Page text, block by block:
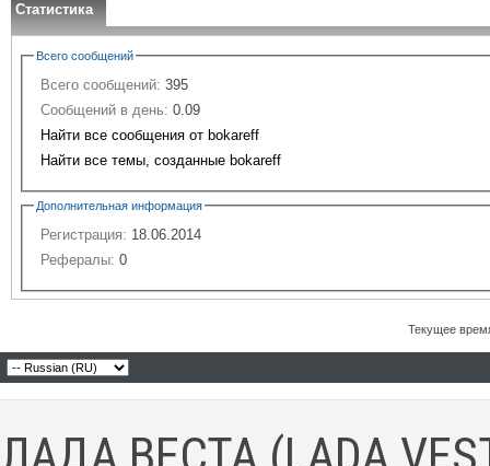
Статистика
Всего сообщений
Всего сообщений: 395
Сообщений в день: 0.09
Найти все сообщения от bokareff
Найти все темы, созданные bokareff
Дополнительная информация
Регистрация: 18.06.2014
Рефералы: 0
Текущее